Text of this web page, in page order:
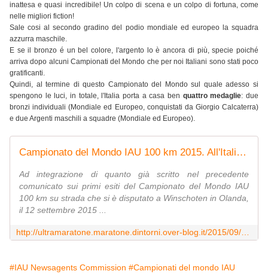
inattesa e quasi incredibile! Un colpo di scena e un colpo di fortuna, come
nelle migliori fiction!
Sale cosi al secondo gradino del podio mondiale ed europeo la squadra
azzurra maschile.
E se il bronzo é un bel colore, l'argento lo è ancora di più, specie poiché
arriva dopo alcuni Campionati del Mondo che per noi Italiani sono stati poco
gratificanti.
Quindi, al termine di questo Campionato del Mondo sul quale adesso si
spengono le luci, in totale, l'Italia porta a casa ben quattro medaglie: due
bronzi individuali (Mondiale ed Europeo, conquistati da Giorgio Calcaterra)
e due Argenti maschili a squadre (Mondiale ed Europeo).
Campionato del Mondo IAU 100 km 2015. All'Italia, con il Bronzo di Calcaterra, anche il Bronzo maschile a squadre, mondiale ed europeo - Ultramaratone, maratone e dintorni
Ad integrazione di quanto già scritto nel precedente
comunicato sui primi esiti del Campionato del Mondo IAU
100 km su strada che si è disputato a Winschoten in Olanda,
il 12 settembre 2015 ...
#IAU Newsagents Commission #Campionati del mondo IAU